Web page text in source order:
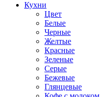
Кухни
Цвет
Белые
Черные
Желтые
Красные
Зеленые
Серые
Бежевые
Глянцевые